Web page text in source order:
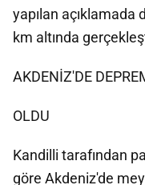
yapılan
km altında
AKDENİZ'DE
OLDU
Kandilli tarafından
göre Akdeniz'de